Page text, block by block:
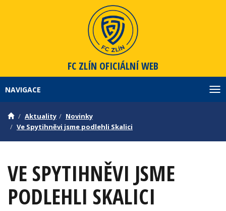
FC ZLÍN OFICIÁLNÍ WEB
NAVIGACE
Aktuality
Novinky
Ve Spytihněvi jsme podlehli Skalici
VE SPYTIHNĚVI JSME
PODLEHLI SKALICI